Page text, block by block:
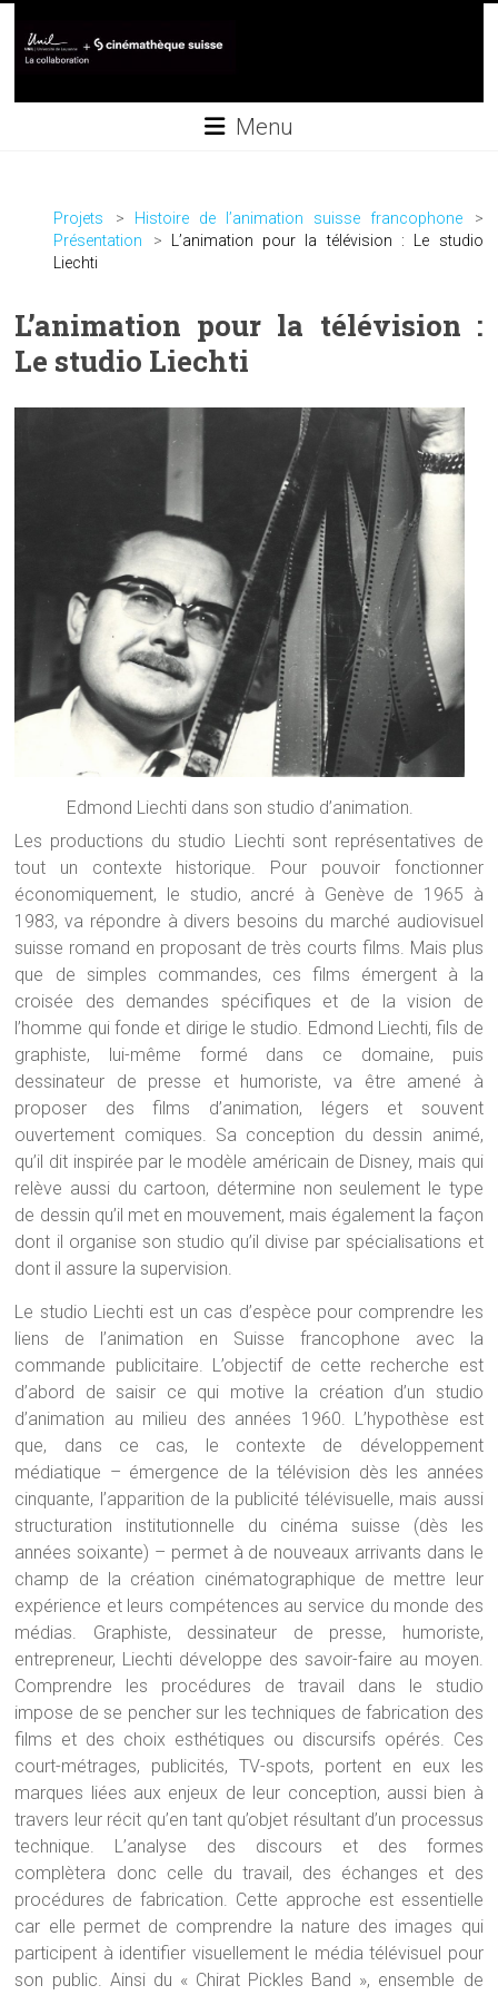
content
Collaboration
suisse
Menu
Projets
Histoire de l’animation suisse francophone
Présentation
L’animation pour la télévision : Le studio
Liechti
L’animation pour la télévision :
Le studio Liechti
Edmond Liechti dans son studio d’animation.
Les productions du studio Liechti sont représentatives de
tout un contexte historique. Pour pouvoir fonctionner
économiquement, le studio, ancré à Genève de 1965 à
1983, va répondre à divers besoins du marché audiovisuel
suisse romand en proposant de très courts films. Mais plus
que de simples commandes, ces films émergent à la
croisée des demandes spécifiques et de la vision de
l’homme qui fonde et dirige le studio. Edmond Liechti, fils de
graphiste, lui-même formé dans ce domaine, puis
dessinateur de presse et humoriste, va être amené à
proposer des films d’animation, légers et souvent
ouvertement comiques. Sa conception du dessin animé,
qu’il dit inspirée par le modèle américain de Disney, mais qui
relève aussi du cartoon, détermine non seulement le type
de dessin qu’il met en mouvement, mais également la façon
dont il organise son studio qu’il divise par spécialisations et
dont il assure la supervision.
Le studio Liechti est un cas d’espèce pour comprendre les
liens de l’animation en Suisse francophone avec la
commande publicitaire. L’objectif de cette recherche est
d’abord de saisir ce qui motive la création d’un studio
d’animation au milieu des années 1960. L’hypothèse est
que, dans ce cas, le contexte de développement
médiatique – émergence de la télévision dès les années
cinquante, l’apparition de la publicité télévisuelle, mais aussi
structuration institutionnelle du cinéma suisse (dès les
années soixante) – permet à de nouveaux arrivants dans le
champ de la création cinématographique de mettre leur
expérience et leurs compétences au service du monde des
médias. Graphiste, dessinateur de presse, humoriste,
entrepreneur, Liechti développe des savoir-faire au moyen.
Comprendre les procédures de travail dans le studio
impose de se pencher sur les techniques de fabrication des
films et des choix esthétiques ou discursifs opérés. Ces
court-métrages, publicités, TV-spots, portent en eux les
marques liées aux enjeux de leur conception, aussi bien à
travers leur récit qu’en tant qu’objet résultant d’un processus
technique. L’analyse des discours et des formes
complètera donc celle du travail, des échanges et des
procédures de fabrication. Cette approche est essentielle
car elle permet de comprendre la nature des images qui
participent à identifier visuellement le média télévisuel pour
son public. Ainsi du « Chirat Pickles Band », ensemble de